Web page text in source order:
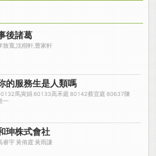
後諸葛
致寬,沈楷軒,曹家軒
的服務生是人類嗎
馬寅娟 80133高禾庭 80142蔡宜庭 80637陳
一
珅株式會社
睿宇 黃侑霆 黃雨謙